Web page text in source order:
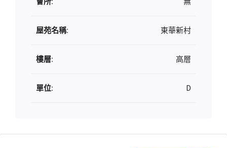
屋苑名稱: 東華新村
樓層: 高層
單位: D